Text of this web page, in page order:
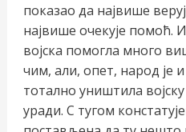
показао да највише
највише очекује помоћ.
војска помогла много
чим, али, опет, народ је и
тотално уништила
уради. С тугом